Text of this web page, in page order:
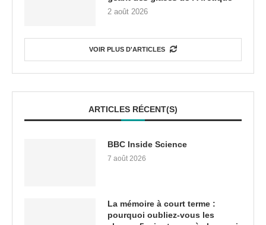
2 août 2026
VOIR PLUS D'ARTICLES
ARTICLES RÉCENT(S)
BBC Inside Science
7 août 2026
La mémoire à court terme :
pourquoi oubliez-vous les